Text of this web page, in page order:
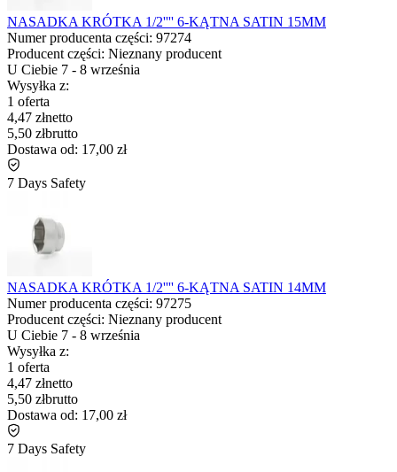
NASADKA KRÓTKA 1/2'''' 6-KĄTNA SATIN 15MM
Numer producenta części: 97274
Producent części: Nieznany producent
U Ciebie 7 - 8 września
Wysyłka z:
1 oferta
4,47 złnetto
5,50 złbrutto
Dostawa od: 17,00 zł
7 Days Safety
NASADKA KRÓTKA 1/2'''' 6-KĄTNA SATIN 14MM
Numer producenta części: 97275
Producent części: Nieznany producent
U Ciebie 7 - 8 września
Wysyłka z:
1 oferta
4,47 złnetto
5,50 złbrutto
Dostawa od: 17,00 zł
7 Days Safety